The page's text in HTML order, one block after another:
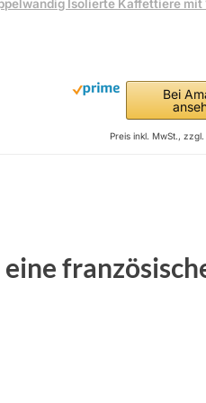
Isolierte Kaffettiere mit
Bei
Preis inkl. MwSt.,